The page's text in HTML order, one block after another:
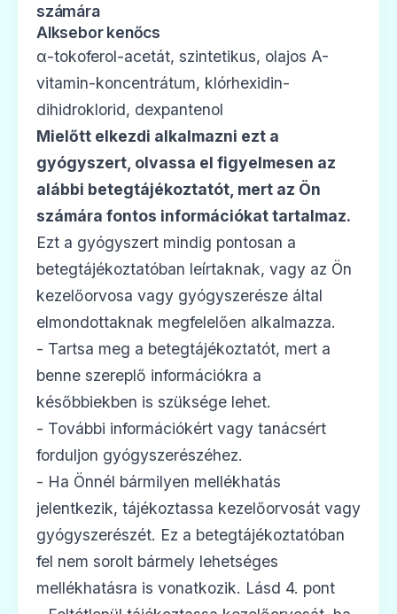
számára
Alksebor kenőcs
α-tokoferol-acetát, szintetikus, olajos A-
vitamin-koncentrátum, klórhexidin-
dihidroklorid, dexpantenol
Mielőtt elkezdi alkalmazni ezt a
gyógyszert, olvassa el figyelmesen az
alábbi betegtájékoztatót, mert az Ön
számára fontos információkat tartalmaz.
Ezt a gyógyszert mindig pontosan a
betegtájékoztatóban leírtaknak, vagy az Ön
kezelőorvosa vagy gyógyszerésze által
elmondottaknak megfelelően alkalmazza.
- Tartsa meg a betegtájékoztatót, mert a
benne szereplő információkra a
későbbiekben is szüksége lehet.
- További információkért vagy tanácsért
forduljon gyógyszerészéhez.
- Ha Önnél bármilyen mellékhatás
jelentkezik, tájékoztassa kezelőorvosát vagy
gyógyszerészét. Ez a betegtájékoztatóban
fel nem sorolt bármely lehetséges
mellékhatásra is vonatkozik. Lásd 4. pont